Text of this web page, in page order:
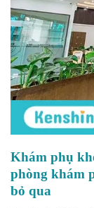
Khám phụ
phòng khám
bỏ qua